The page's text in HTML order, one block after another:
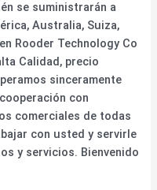
se suministrarán a
Australia, Suiza,
Rooder Technology Co
Calidad, precio
sinceramente
con
comerciales de todas
con usted y servirle
y servicios. Bienvenido